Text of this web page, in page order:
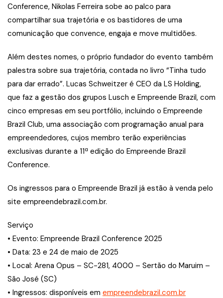
Conference, Nikolas Ferreira sobe ao palco para
compartilhar sua trajetória e os bastidores de uma
comunicação que convence, engaja e move multidões.
Além destes nomes, o próprio fundador do evento também
palestra sobre sua trajetória, contada no livro “Tinha tudo
para dar errado”. Lucas Schweitzer é CEO da LS Holding,
que faz a gestão dos grupos Lusch e Empreende Brazil, com
cinco empresas em seu portfólio, incluindo o Empreende
Brazil Club, uma associação com programação anual para
empreendedores, cujos membro terão experiências
exclusivas durante a 11ª edição do Empreende Brazil
Conference.
Os ingressos para o Empreende Brazil já estão à venda pelo
site empreendebrazil.com.br.
Serviço
• Evento: Empreende Brazil Conference 2025
• Data: 23 e 24 de maio de 2025
• Local: Arena Opus – SC-281, 4000 – Sertão do Maruim –
São José (SC)
• Ingressos: disponíveis em empreendebrazil.com.br